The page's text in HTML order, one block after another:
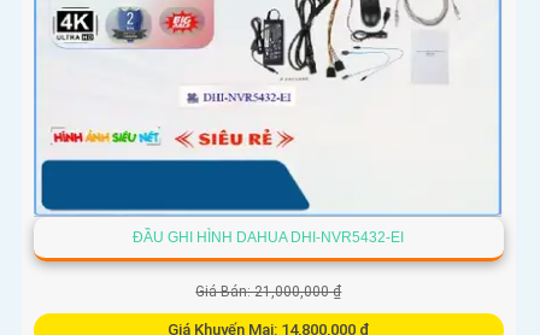
ĐẦU GHI HÌNH DAHUA DHI-NVR5432-EI
Giá Bán: 21,000,000 ₫
Giá Khuyến Mại: 14,800,000 ₫